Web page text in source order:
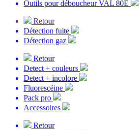
Outils pour déboucheur VAL 80E
Retour
Détection fuite
Détection gaz
Retour
Detect + couleurs
Detect + incolore
Fluorescéine
Pack pro
Accessoires
Retour